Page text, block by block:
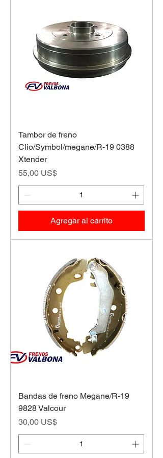
Tambor de freno
Clio/Symbol/megane/R-19 0388
Xtender
Precio
55,00 US$
Agregar al carrito
Bandas de freno Megane/R-19
9828 Valcour
Precio
30,00 US$